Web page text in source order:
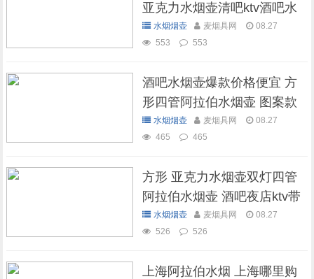
亚克力水烟壶清吧ktv酒吧水
烟壶水烟烟壶 麦烟具网
08.27
553
553
酒吧水烟壶爆款价格便宜 方
形四管阿拉伯水烟壶 图案款
水烟烟壶 麦烟具网
08.27
465
465
方形 亚克力水烟壶双灯四管
阿拉伯水烟壶 酒吧夜店ktv带
灯水烟壶
水烟烟壶 麦烟具网
08.27
526
526
上海阿拉伯水烟 上海哪里购